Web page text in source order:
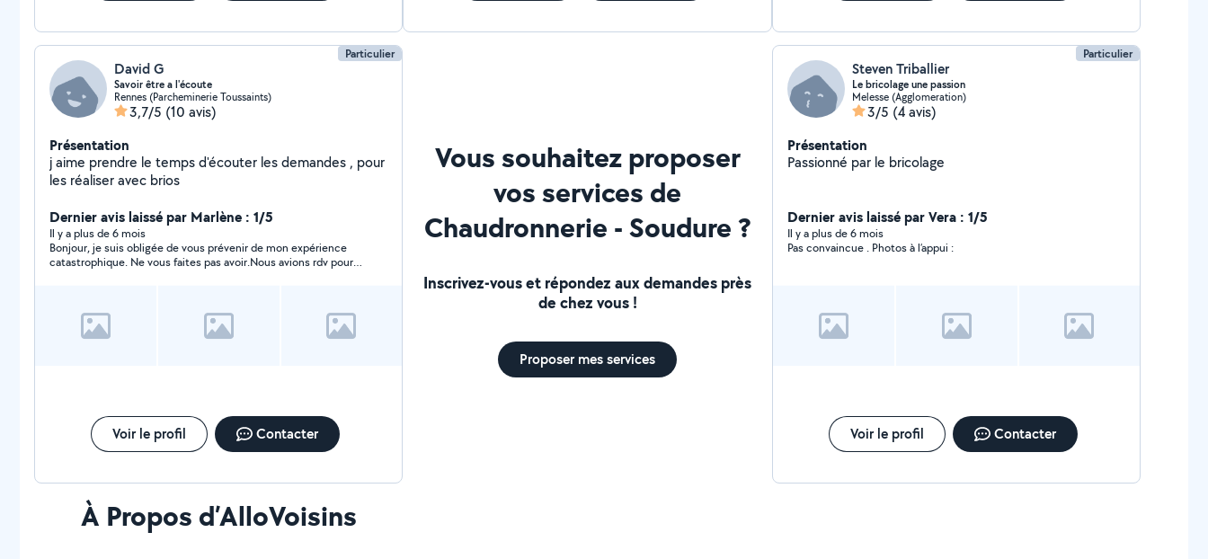
Particulier
David G
Savoir être a l'écoute
Rennes (Parcheminerie Toussaints)
3,7/5 (10 avis)
Présentation
j aime prendre le temps d'écouter les demandes , pour
les réaliser avec brios
Dernier avis laissé par Marlène : 1/5
Il y a plus de 6 mois
Bonjour, je suis obligée de vous prévenir de mon expérience
catastrophique. Ne vous faites pas avoir.Nous avions rdv pour
de cassé et qu'il faudrait fixer un autre rdv car il allait souder la
pièce et terminer a construire cet abris un autre jour. J'ai été
réponse. Je changerai mon avis si la situation change. N'ayez
pas confiance.Les faux avis ça existe.incompétent,c'est un
escroc et un menteur qui joue avec "la Maladie de sa femme"
Voir le profil Contacter
Vous souhaitez proposer
vos services de
Chaudronnerie - Soudure ?
Inscrivez-vous et répondez aux demandes près
de chez vous !
Proposer mes services
Particulier
Steven Triballier
Le bricolage une passion
Melesse (Agglomeration)
3/5 (4 avis)
Présentation
Passionné par le bricolage
Dernier avis laissé par Vera : 1/5
Il y a plus de 6 mois
Pas convaincue . Photos à l’appui :
Voir le profil Contacter
À Propos d’AlloVoisins